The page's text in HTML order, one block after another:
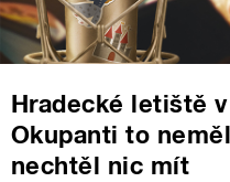
Hradecké letiště
Okupanti to
nechtěl nic mít